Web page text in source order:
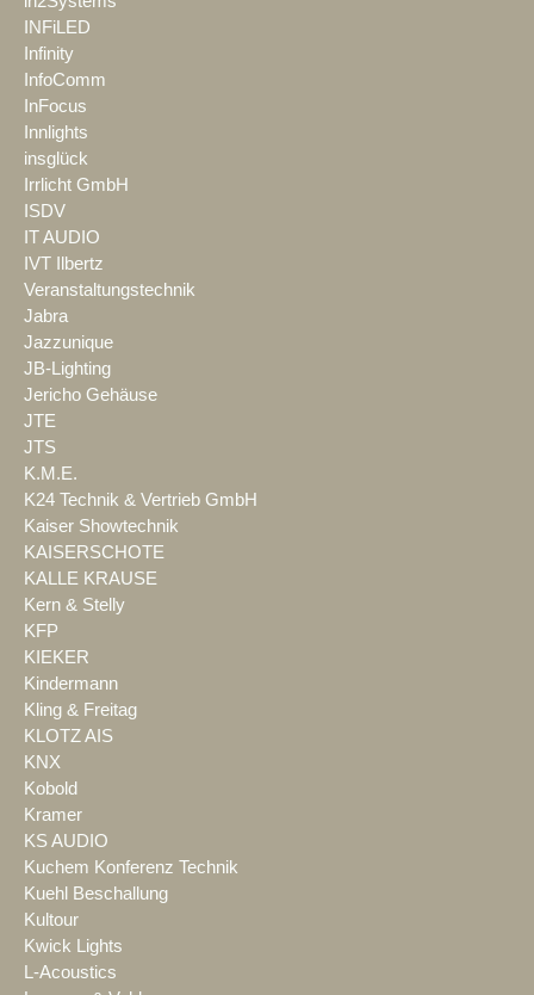
INFiLED
Infinity
InfoComm
InFocus
Innlights
insglück
Irrlicht GmbH
ISDV
IT AUDIO
IVT Ilbertz
Veranstaltungstechnik
Jabra
Jazzunique
JB-Lighting
Jericho Gehäuse
JTE
JTS
K.M.E.
K24 Technik & Vertrieb GmbH
Kaiser Showtechnik
KAISERSCHOTE
KALLE KRAUSE
Kern & Stelly
KFP
KIEKER
Kindermann
Kling & Freitag
KLOTZ AIS
KNX
Kobold
Kramer
KS AUDIO
Kuchem Konferenz Technik
Kuehl Beschallung
Kultour
Kwick Lights
L-Acoustics